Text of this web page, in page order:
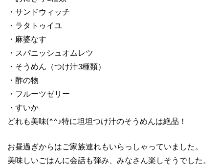
・サンドウィッチ
・ラタトゥイユ
・麻婆なす
・スパニッシュオムレツ
・そうめん（つけ汁3種類）
・酢の物
・フルーツゼリー
・すいか
どれも美味(^^♪特に坦坦つけ汁のそうめんは絶品！
お昼過ぎからはご家族連れもいらっしゃっていました。
美味しいごはんに会話も弾み、みなさん楽しそうでした。